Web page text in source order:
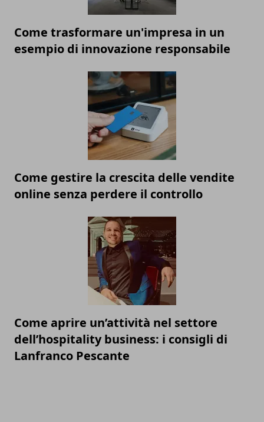
Come trasformare un'impresa in un
esempio di innovazione responsabile
Come gestire la crescita delle vendite
online senza perdere il controllo
Come aprire un’attività nel settore
dell’hospitality business: i consigli di
Lanfranco Pescante